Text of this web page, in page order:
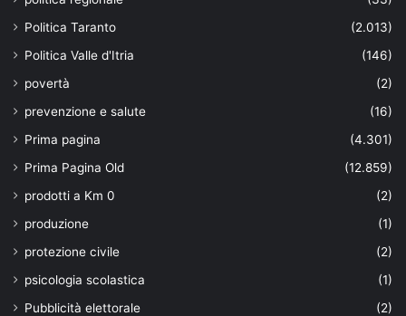
Politica Taranto
(2.013)
Politica Valle d'Itria
(146)
povertà
(2)
prevenzione e salute
(16)
Prima pagina
(4.301)
Prima Pagina Old
(12.859)
prodotti a Km 0
(2)
produzione
(1)
protezione civile
(2)
psicologia scolastica
(1)
Pubblicità elettorale
(2)